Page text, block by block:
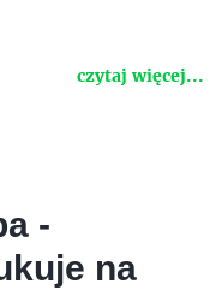
czytaj więcej...
-
na